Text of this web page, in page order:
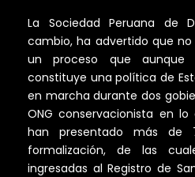
La Sociedad Peruana de
cambio, ha advertido que
un proceso que aunque
constituye una política de
en marcha durante dos
ONG conservacionista en
han presentado más de
formalización, de las
ingresadas al Registro de